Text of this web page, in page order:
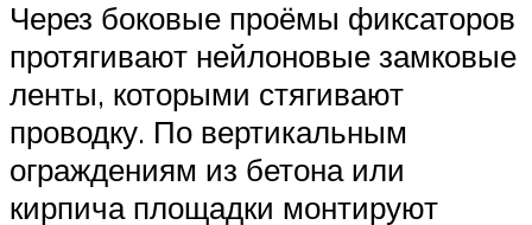
Через боковые проёмы фиксаторов
протягивают нейлоновые замковые
ленты, которыми стягивают
проводку. По вертикальным
ограждениям из бетона или
кирпича площадки монтируют